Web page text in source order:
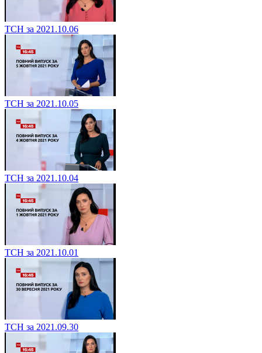
ТСН за 2021.10.06
ТСН за 2021.10.05
ТСН за 2021.10.04
ТСН за 2021.10.01
ТСН за 2021.09.30